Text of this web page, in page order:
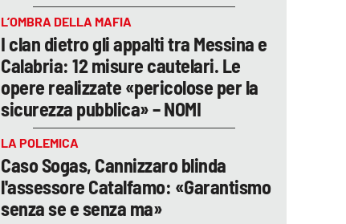
L’OMBRA DELLA MAFIA
I clan dietro gli appalti tra Messina e
Calabria: 12 misure cautelari. Le
opere realizzate «pericolose per la
sicurezza pubblica» – NOMI
LA POLEMICA
Caso Sogas, Cannizzaro blinda
l'assessore Catalfamo: «Garantismo
senza se e senza ma»